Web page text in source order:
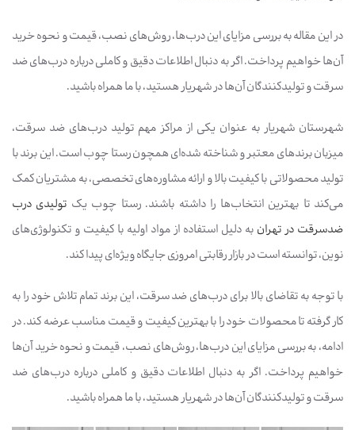
در این مقاله به بررسی مزایای این درب‌ها، روش‌های نصب، قیمت و نحوه خرید
آن‌ها خواهیم پرداخت. اگر به دنبال اطلاعات دقیق و کاملی درباره درب‌های ضد
سرقت و تولیدکنندگان آن‌ها در شهریار هستید، با ما همراه باشید.
شهرستان شهریار به عنوان یکی از مراکز مهم تولید درب‌های ضد سرقت،
میزبان برندهای معتبر و شناخته شده‌ای همچون رستا چوب است. این برند با
تولید محصولاتی با کیفیت بالا و ارائه مشاوره‌های تخصصی، به مشتریان کمک
می‌کند تا بهترین انتخاب‌ها را داشته باشند. رستا چوب یک تولیدی درب
ضدسرقت در تهران به دلیل استفاده از مواد اولیه با کیفیت و تکنولوژی‌های
نوین، توانسته است در بازار رقابتی امروزی جایگاه ویژه‌ای پیدا کند.
با توجه به تقاضای بالا برای درب‌های ضد سرقت، این برند تمام تلاش خود را به
کار گرفته تا محصولات خود را با بهترین کیفیت و قیمت مناسب عرضه کند. در
ادامه، به بررسی مزایای این درب‌ها، روش‌های نصب، قیمت و نحوه خرید آن‌ها
خواهیم پرداخت. اگر به دنبال اطلاعات دقیق و کاملی درباره درب‌های ضد
سرقت و تولیدکنندگان آن‌ها در شهریار هستید، با ما همراه باشید.